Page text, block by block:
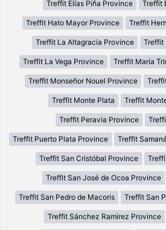
Treffit Elías Piña Province Treffit
Treffit Hato Mayor Province Treffit
Treffit La Altagracia Province Treffit
Treffit La Vega Province Treffit María
Treffit Monseñor Nouel Province
Treffit Monte Plata Treffit
Treffit Peravia Province
Treffit Puerto Plata Province Treffit Samaná
Treffit San Cristóbal Province
Treffit San José de Ocoa Province
Treffit San Pedro de Macoris Treffit San
Treffit Sánchez Ramírez Province